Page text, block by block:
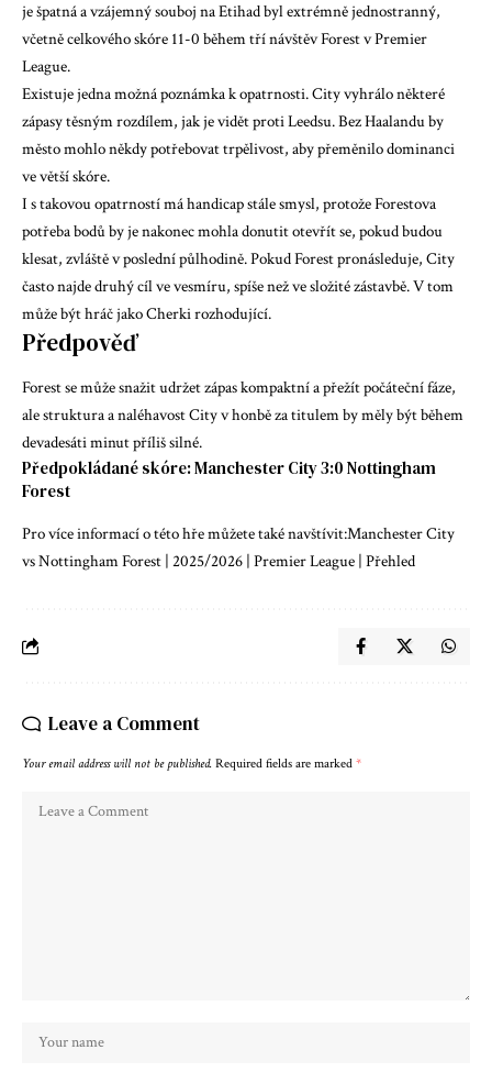
je špatná a vzájemný souboj na Etihad byl extrémně jednostranný,
včetně celkového skóre 11-0 během tří návštěv Forest v Premier
League.
Existuje jedna možná poznámka k opatrnosti. City vyhrálo některé
zápasy těsným rozdílem, jak je vidět proti Leedsu. Bez Haalandu by
město mohlo někdy potřebovat trpělivost, aby přeměnilo dominanci
ve větší skóre.
I s takovou opatrností má handicap stále smysl, protože Forestova
potřeba bodů by je nakonec mohla donutit otevřít se, pokud budou
klesat, zvláště v poslední půlhodině. Pokud Forest pronásleduje, City
často najde druhý cíl ve vesmíru, spíše než ve složité zástavbě. V tom
může být hráč jako Cherki rozhodující.
Předpověď
Forest se může snažit udržet zápas kompaktní a přežít počáteční fáze,
ale struktura a naléhavost City v honbě za titulem by měly být během
devadesáti minut příliš silné.
Předpokládané skóre: Manchester City 3:0 Nottingham
Forest
Pro více informací o této hře můžete také navštívit:Manchester City
vs Nottingham Forest | 2025/2026 | Premier League | Přehled
Leave a Comment
Your email address will not be published. Required fields are marked *